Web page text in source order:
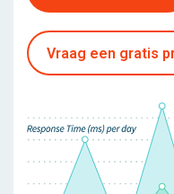
Vraag een gratis